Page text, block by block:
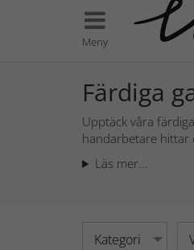
Meny
Färdiga
Upptäck våra
handarbetare hittar
Läs mer...
Kategori